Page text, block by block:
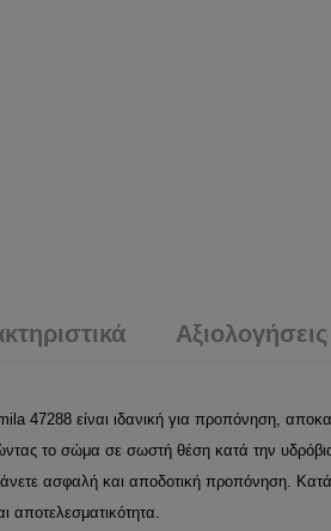
47288 είναι ιδανική για προπόνηση,
το σώμα σε σωστή θέση κατά την
ασφαλή και αποδοτική προπόνηση.
αποτελεσματικότητα.